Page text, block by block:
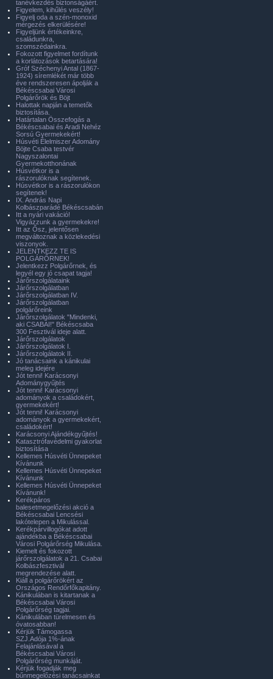
tanévkezdés biztonságáért.
Figyelem, kihűlés veszély!
Figyelj oda a szén-monoxid
mérgezés elkerülésére!
Figyeljünk értékeinkre,
családunkra,
szomszédainkra.
Fokozott figyelmet fordítunk
a korlátozások betartására!
Gróf Széchenyi Antal (1867-
1924) síremlékét már több
éve rendszeresen ápolják a
Békéscsabai Városi
Polgárőrök és Böjt
Halottak napján a temetők
biztosítása.
Határtalan Összefogás a
Békéscsabai és Aradi Nehéz
Sorsú Gyermekekért!
Húsvéti Élelmiszer Adomány
Böjte Csaba testvér
Nagyszalontai
Gyermekotthonának
Húsvétkor is a
rászorulóknak segítenek.
Húsvétkor is a rászorulókon
segítenek!
IX. András Napi
Kolbászparádé Békéscsabán
Itt a nyári vakáció!
Vigyázzunk a gyermekekre!
Itt az Ősz, jelentősen
megváltoznak a közlekedési
viszonyok.
JELENTKEZZ TE IS
POLGÁRŐRNEK!
Jelentkezz Polgárőrnek, és
legyél egy jó csapat tagja!
Járőrszolgálataink
Járőrszolgálatban
Járőrszolgálatban IV.
Járőrszolgálatban
polgárőreink
Járőrszolgálatok "Mindenki,
aki CSABAI!" Békéscsaba
300 Fesztivál ideje alatt.
Járőrszolgálatok
Járőrszolgálatok I.
Járőrszolgálatok II.
Jó tanácsaink a kánikulai
meleg idejére
Jót tenni! Karácsonyi
Adománygyűjtés
Jót tenni! Karácsonyi
adományok a családokért,
gyermekekért!
Jót tenni! Karácsonyi
adományok a gyermekekért,
családokért!
Karácsonyi Ajándékgyűjtés!
Katasztrófavédelmi gyakorlat
biztosítása
Kellemes Húsvéti Ünnepeket
Kívánunk
Kellemes Húsvéti Ünnepeket
Kívánunk
Kellemes Húsvéti Ünnepeket
Kívánunk!
Kerékpáros
balesetmegelőzési akció a
Békéscsabai Lencsési
lakótelepen a Mikulással.
Kerékpárvillogókat adott
ajándékba a Békéscsabai
Városi Polgárőrség Mikulása.
Kiemelt és fokozott
járőrszolgálatok a 21. Csabai
Kolbászfesztivál
megrendezése alatt.
Kiáll a polgárőrökért az
Országos Rendőrfőkapitány.
Kánikulában is kitartanak a
Békéscsabai Városi
Polgárőrség tagjai.
Kánikulában türelmesen és
óvatosabban!
Kérjük Támogassa
SZJ.Adója 1%-ának
Felajánlásával a
Békéscsabai Városi
Polgárőrség munkáját.
Kérjük fogadják meg
bűnmegelőzési tanácsainkat